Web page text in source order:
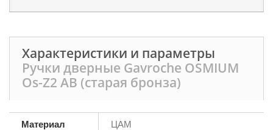
Характеристики и параметры
Ручки дверные Gavroche OSMIUM
Os-Z2 AB (старая бронза)
Материал ЦАМ